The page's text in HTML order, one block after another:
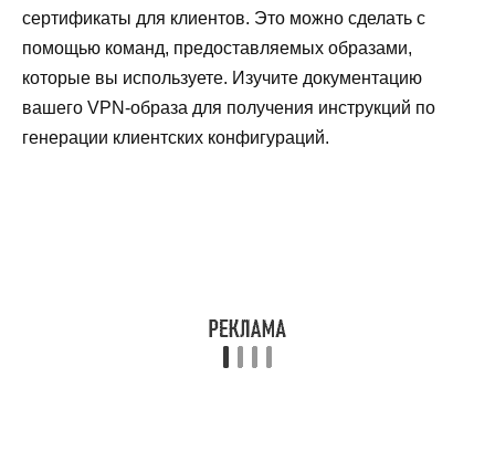
сертификаты для клиентов. Это можно сделать с
помощью команд, предоставляемых образами,
которые вы используете. Изучите документацию
вашего VPN-образа для получения инструкций по
генерации клиентских конфигураций.